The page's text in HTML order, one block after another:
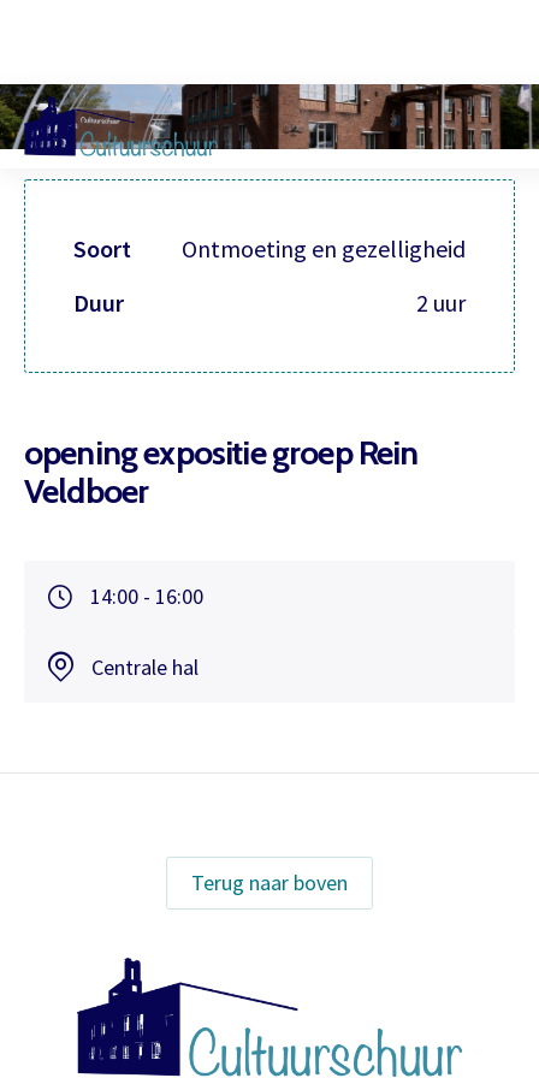
opening expositie groep Rein
Veldboer
14:00 - 16:00
Centrale hal
Soort
Ontmoeting en gezelligheid
Duur
2 uur
Terug naar boven